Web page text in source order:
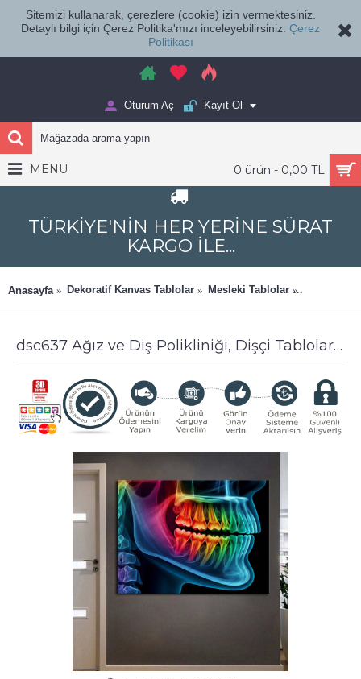
Sitemizi kullanarak, çerezlere (cookie) izin vermektesiniz.
Detaylı bilgi için Çerez Politika'mızı inceleyebilirsiniz. Çerez
Politikası
Oturum Aç Kayıt Ol
0 ürün - 0,00 TL
MENU
TÜRKİYE'NİN HER YERİNE SÜRAT
KARGO İLE...
Anasayfa Dekoratif Kanvas Tablolar Mesleki Tablolar
dsc637 Ağız ve Diş Polikliniği, Dişçi Tabloları, Diş Hekimi, Çene Tablo